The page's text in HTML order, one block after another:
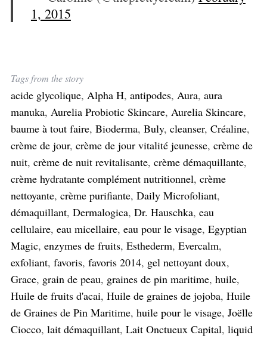
1, 2015
Tags from the story
acide glycolique, Alpha H, antipodes, Aura, aura
manuka, Aurelia Probiotic Skincare, Aurelia Skincare,
baume à tout faire, Bioderma, Buly, cleanser, Créaline,
crème de jour, crème de jour vitalité jeunesse, crème de
nuit, crème de nuit revitalisante, crème démaquillante,
crème hydratante complément nutritionnel, crème
nettoyante, crème purifiante, Daily Microfoliant,
démaquillant, Dermalogica, Dr. Hauschka, eau
cellulaire, eau micellaire, eau pour le visage, Egyptian
Magic, enzymes de fruits, Esthederm, Evercalm,
exfoliant, favoris, favoris 2014, gel nettoyant doux,
Grace, grain de peau, graines de pin maritime, huile,
Huile de fruits d'acai, Huile de graines de jojoba, Huile
de Graines de Pin Maritime, huile pour le visage, Joëlle
Ciocco, lait démaquillant, Lait Onctueux Capital, liquid